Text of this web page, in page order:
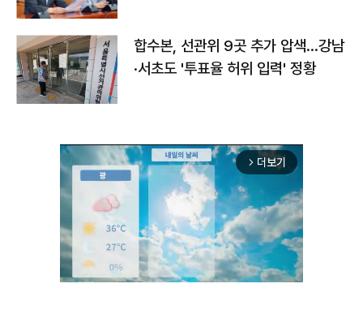
합수본, 선관위 9곳 추가 압색…강남
·서초도 '투표율 허위 입력' 정황
arrow_forward_ios 더보기